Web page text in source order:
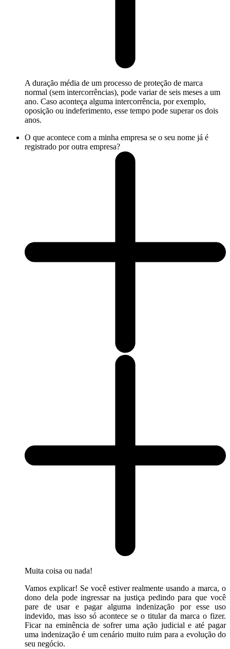
A duração média de um processo de proteção de marca
normal (sem intercorrências), pode variar de seis meses a um
ano. Caso aconteça alguma intercorrência, por exemplo,
oposição ou indeferimento, esse tempo pode superar os dois
anos.
O que acontece com a minha empresa se o seu nome já é
registrado por outra empresa?
Muita coisa ou nada!
Vamos explicar! Se você estiver realmente usando a marca, o
dono dela pode ingressar na justiça pedindo para que você
pare de usar e pagar alguma indenização por esse uso
indevido, mas isso só acontece se o titular da marca o fizer.
Ficar na eminência de sofrer uma ação judicial e até pagar
uma indenização é um cenário muito ruim para a evolução do
seu negócio.